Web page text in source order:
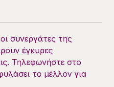
συνεργάτες της
έγκυρες
Τηλεφωνήστε στο
το μέλλον για